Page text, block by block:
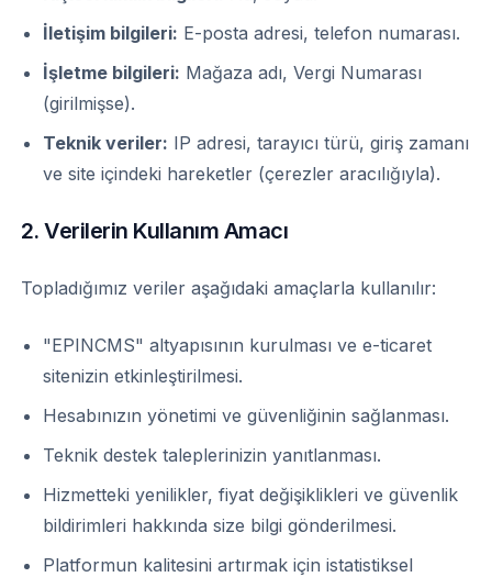
İletişim bilgileri: E-posta adresi, telefon numarası.
İşletme bilgileri: Mağaza adı, Vergi Numarası
(girilmişse).
Teknik veriler: IP adresi, tarayıcı türü, giriş zamanı
ve site içindeki hareketler (çerezler aracılığıyla).
2. Verilerin Kullanım Amacı
Topladığımız veriler aşağıdaki amaçlarla kullanılır:
"EPINCMS" altyapısının kurulması ve e-ticaret
sitenizin etkinleştirilmesi.
Hesabınızın yönetimi ve güvenliğinin sağlanması.
Teknik destek taleplerinizin yanıtlanması.
Hizmetteki yenilikler, fiyat değişiklikleri ve güvenlik
bildirimleri hakkında size bilgi gönderilmesi.
Platformun kalitesini artırmak için istatistiksel